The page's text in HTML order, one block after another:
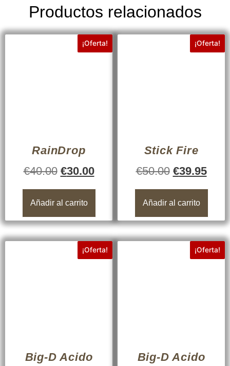
Productos relacionados
¡Oferta!
RainDrop
€40.00 €30.00
Añadir al carrito
¡Oferta!
Stick Fire
€50.00 €39.95
Añadir al carrito
¡Oferta!
Big-D Acido
¡Oferta!
Big-D Acido